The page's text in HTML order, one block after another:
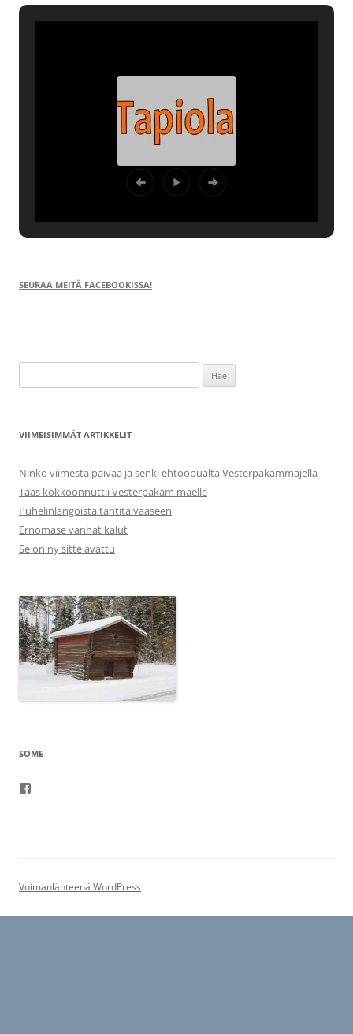
SEURAA MEITÄ FACEBOOKISSA!
VIIMEISIMMÄT ARTIKKELIT
Ninko viimestä päivää ja senki ehtoopualta Vesterpakammäjellä
Taas kokkoonnuttii Vesterpakam mäelle
Puhelinlangoista tähtitaivaaseen
Ernomase vanhat kalut
Se on ny sitte avattu
SOME
Voimanlähteenä WordPress